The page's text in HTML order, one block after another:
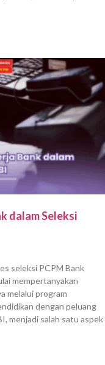
dalam Seleksi
seleksi PCPM Bank
mempertanyakan
melalui program
dengan peluang
menjadi salah satu aspek